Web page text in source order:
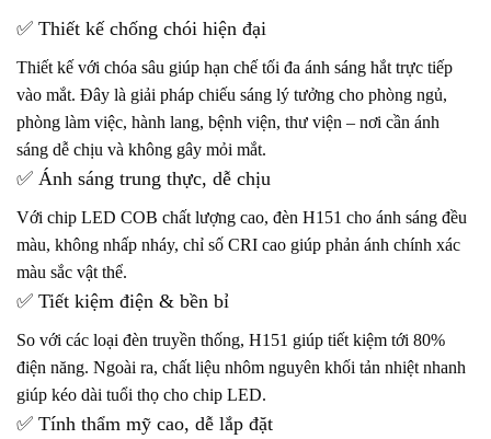
✅ Thiết kế chống chói hiện đại
Thiết kế với chóa sâu giúp hạn chế tối đa ánh sáng hắt trực tiếp
vào mắt. Đây là giải pháp chiếu sáng lý tưởng cho phòng ngủ,
phòng làm việc, hành lang, bệnh viện, thư viện – nơi cần ánh
sáng dễ chịu và không gây mỏi mắt.
✅ Ánh sáng trung thực, dễ chịu
Với chip LED COB chất lượng cao, đèn H151 cho ánh sáng đều
màu, không nhấp nháy, chỉ số CRI cao giúp phản ánh chính xác
màu sắc vật thể.
✅ Tiết kiệm điện & bền bỉ
So với các loại đèn truyền thống, H151 giúp tiết kiệm tới 80%
điện năng. Ngoài ra, chất liệu nhôm nguyên khối tản nhiệt nhanh
giúp kéo dài tuổi thọ cho chip LED.
✅ Tính thẩm mỹ cao, dễ lắp đặt